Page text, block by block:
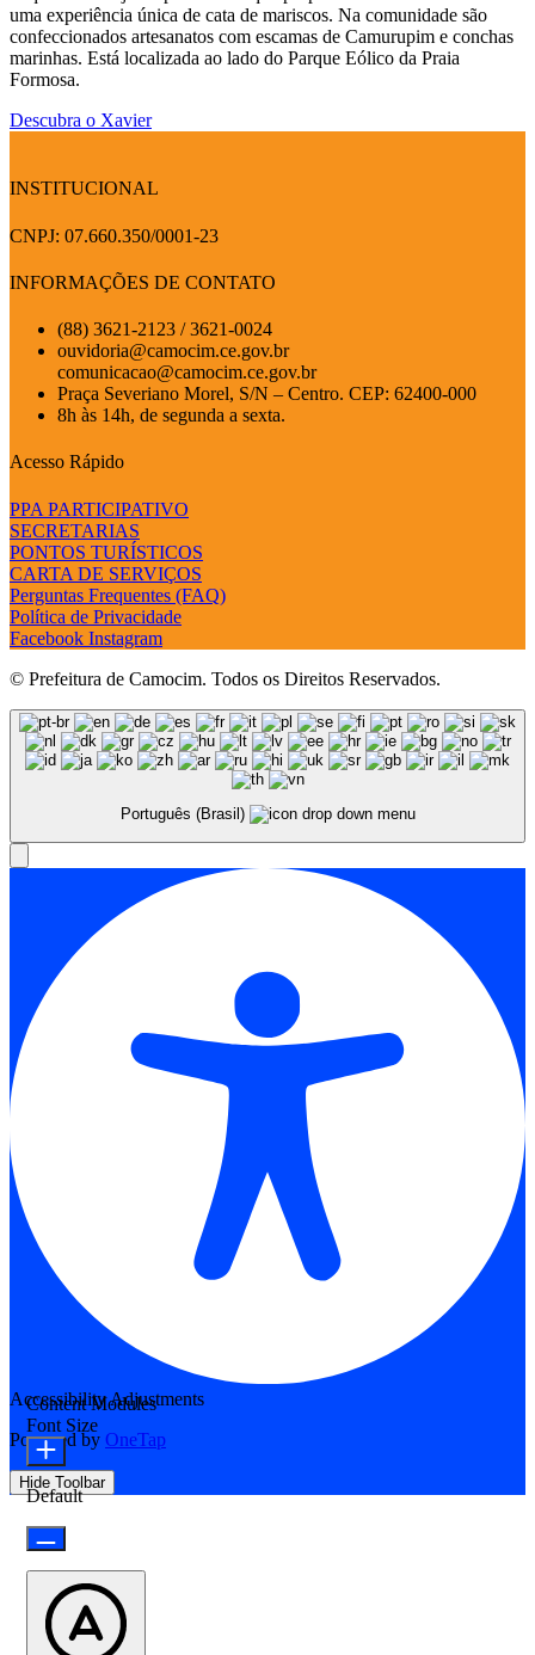
uma experiência única de cata de mariscos. Na comunidade são
confeccionados artesanatos com escamas de Camurupim e conchas
marinhas. Está localizada ao lado do Parque Eólico da Praia
Formosa.
Descubra o Xavier
INSTITUCIONAL
CNPJ: 07.660.350/0001-23
INFORMAÇÕES DE CONTATO
(88) 3621-2123 / 3621-0024
ouvidoria@camocim.ce.gov.br
comunicacao@camocim.ce.gov.br
Praça Severiano Morel, S/N – Centro. CEP: 62400-000
8h às 14h, de segunda a sexta.
Acesso Rápido
PPA PARTICIPATIVO
SECRETARIAS
PONTOS TURÍSTICOS
CARTA DE SERVIÇOS
Perguntas Frequentes (FAQ)
Política de Privacidade
Facebook Instagram
© Prefeitura de Camocim. Todos os Direitos Reservados.
Português (Brasil)
Accessibility Adjustments
Powered by OneTap
Hide Toolbar
Content Modules
Font Size
Default